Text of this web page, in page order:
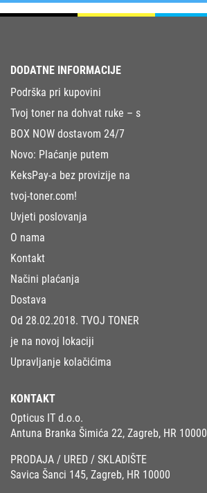
DODATNE INFORMACIJE
Podrška pri kupovini
Tvoj toner na dohvat ruke – s
BOX NOW dostavom 24/7
Novo: Plaćanje putem
KeksPay-a bez provizije na
tvoj-toner.com!
Uvjeti poslovanja
O nama
Kontakt
Načini plaćanja
Dostava
Od 28.02.2018. TVOJ TONER
je na novoj lokaciji
Upravljanje kolačićima
KONTAKT
Opticus IT d.o.o.
Antuna Branka Šimića 22, Zagreb, HR 10000
PRODAJA / URED / SKLADIŠTE
Savica Šanci 145, Zagreb, HR 10000